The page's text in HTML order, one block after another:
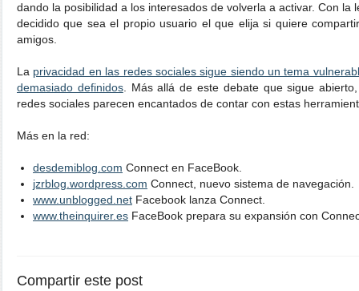
dando la posibilidad a los interesados de volverla a activar. Con la
decidido que sea el propio usuario el que elija si quiere
amigos.
La privacidad en las redes sociales sigue siendo un tema
demasiado definidos. Más allá de este debate que sigue
redes sociales parecen encantados de contar con estas
Más en la red:
desdemiblog.com Connect en FaceBook.
jzrblog.wordpress.com Connect, nuevo sistema de navegación.
www.unblogged.net Facebook lanza Connect.
www.theinquirer.es FaceBook prepara su expansión con
Compartir este post